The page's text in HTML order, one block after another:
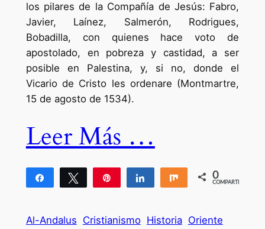
los pilares de la Compañía de Jesús: Fabro,
Javier, Laínez, Salmerón, Rodrigues,
Bobadilla, con quienes hace voto de
apostolado, en pobreza y castidad, a ser
posible en Palestina, y, si no, donde el
Vicario de Cristo les ordenare (Montmartre,
15 de agosto de 1534).
Leer Más …
Compartir Twittear Compartir Compartir
0
COMPARTIR
Al-Andalus Cristianismo Historia Oriente